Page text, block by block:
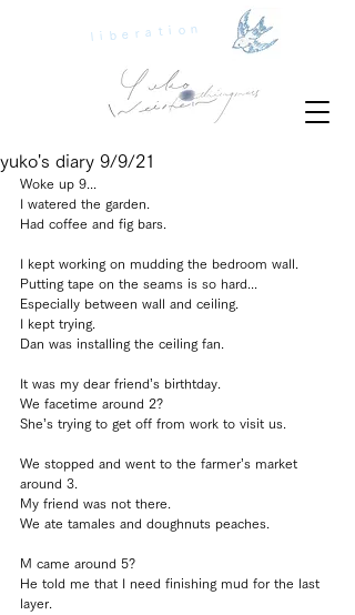
liberation
yuko's diary 9/9/21
Woke up 9...
I watered the garden.
Had coffee and fig bars.
I kept working on mudding the bedroom wall.
Putting tape on the seams is so hard...
Especially between wall and ceiling.
I kept trying.
Dan was installing the ceiling fan.
It was my dear friend’s birthtday.
We facetime around 2?
She’s trying to get off from work to visit us.
We stopped and went to the farmer’s market
around 3.
My friend was not there.
We ate tamales and doughnuts peaches.
M came around 5?
He told me that I need finishing mud for the last
layer.